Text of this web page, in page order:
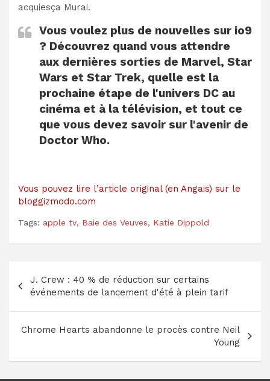
acquiesça Murai.
Vous voulez plus de nouvelles sur io9
? Découvrez quand vous attendre
aux dernières sorties de Marvel, Star
Wars et Star Trek, quelle est la
prochaine étape de l'univers DC au
cinéma et à la télévision, et tout ce
que vous devez savoir sur l'avenir de
Doctor Who.
Vous pouvez lire l’article original (en Angais) sur le
bloggizmodo.com
Tags: apple tv, Baie des Veuves, Katie Dippold
de
l’article
J. Crew : 40 % de réduction sur certains
événements de lancement d'été à plein tarif
Chrome Hearts abandonne le procès contre Neil
Young